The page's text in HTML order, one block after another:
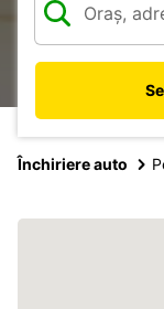
Închiriere auto